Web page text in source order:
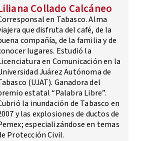
Collado Calcáneo
en Tabasco. Alma
que disfruta del café, de la
compañía, de la familia y de
lugares. Estudió la
en Comunicación en la
Juárez Autónoma de
(UJAT). Ganadora del
estatal “Palabra Libre”.
la inundación de Tabasco en
y las explosiones de ductos de
especializándose en temas
Protección Civil.